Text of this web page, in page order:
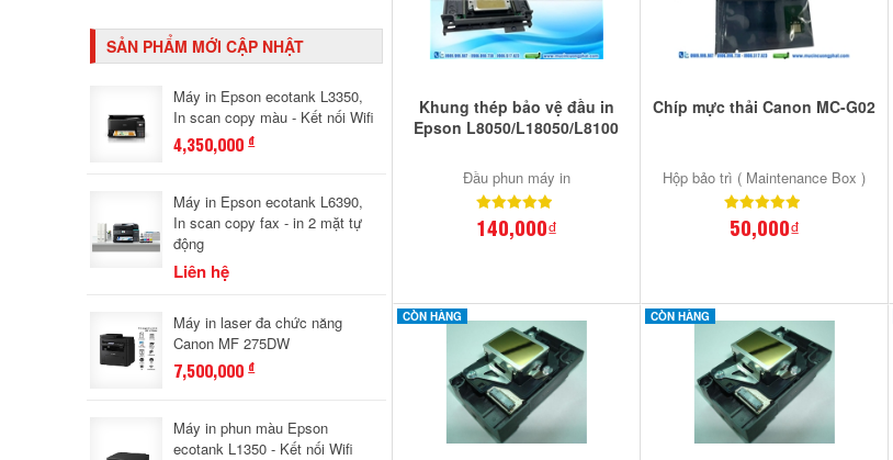
Khung thép bảo vệ đầu in
Epson L8050/L18050/L8100
Đầu phun máy in
140,000₫
Chíp mực thải Canon MC-G02
Hộp bảo trì ( Maintenance Box )
50,000₫
CÒN HÀNG CÒN HÀNG
SẢN PHẨM MỚI CẬP NHẬT
Máy in Epson ecotank L3350,
In scan copy màu - Kết nối Wifi
4,350,000đ
Máy in Epson ecotank L6390,
In scan copy fax - in 2 mặt tự
động
Liên hệ
Máy in laser đa chức năng
Canon MF 275DW
7,500,000đ
Máy in phun màu Epson
ecotank L1350 - Kết nối Wifi